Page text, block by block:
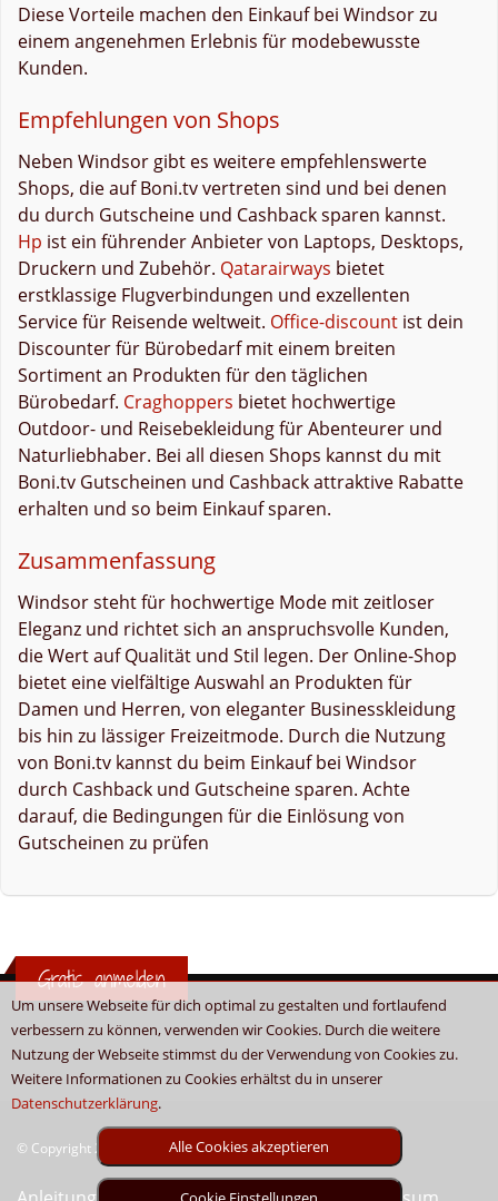
Um unsere Webseite für dich optimal zu gestalten und fortlaufend
verbessern zu können, verwenden wir Cookies. Durch die weitere
Nutzung der Webseite stimmst du der Verwendung von Cookies zu.
Weitere Informationen zu Cookies erhältst du in unserer
Datenschutzerklärung.
Alle Cookies akzeptieren
Diese Vorteile machen den Einkauf bei Windsor zu
einem angenehmen Erlebnis für modebewusste
Kunden.
Empfehlungen von Shops
Neben Windsor gibt es weitere empfehlenswerte
Shops, die auf Boni.tv vertreten sind und bei denen
du durch Gutscheine und Cashback sparen kannst.
Hp ist ein führender Anbieter von Laptops, Desktops,
Druckern und Zubehör. Qatarairways bietet
erstklassige Flugverbindungen und exzellenten
Service für Reisende weltweit. Office-discount ist dein
Discounter für Bürobedarf mit einem breiten
Sortiment an Produkten für den täglichen
Bürobedarf. Craghoppers bietet hochwertige
Outdoor- und Reisebekleidung für Abenteurer und
Naturliebhaber. Bei all diesen Shops kannst du mit
Boni.tv Gutscheinen und Cashback attraktive Rabatte
erhalten und so beim Einkauf sparen.
Zusammenfassung
Windsor steht für hochwertige Mode mit zeitloser
Eleganz und richtet sich an anspruchsvolle Kunden,
die Wert auf Qualität und Stil legen. Der Online-Shop
bietet eine vielfältige Auswahl an Produkten für
Damen und Herren, von eleganter Businesskleidung
bis hin zu lässiger Freizeitmode. Durch die Nutzung
von Boni.tv kannst du beim Einkauf bei Windsor
durch Cashback und Gutscheine sparen. Achte
darauf, die Bedingungen für die Einlösung von
Gutscheinen zu prüfen
Gratis anmelden
© Copyright 2026 - Boni.tv / Cashback & Gutscheine